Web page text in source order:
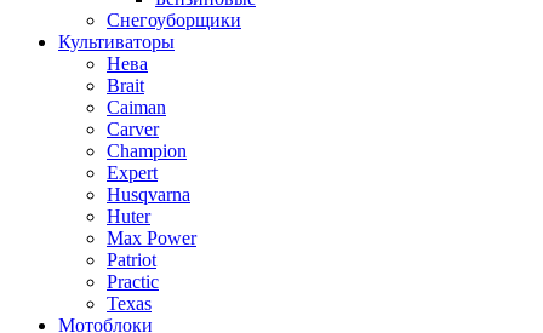
Снегоуборщики
Культиваторы
Нева
Brait
Caiman
Carver
Champion
Expert
Husqvarna
Huter
Max Power
Patriot
Practic
Texas
Мотоблоки